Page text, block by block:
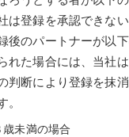
は登録を承認できな
後のパートナーが以
れた場合には、当社
判断により登録を抹
未満の場合